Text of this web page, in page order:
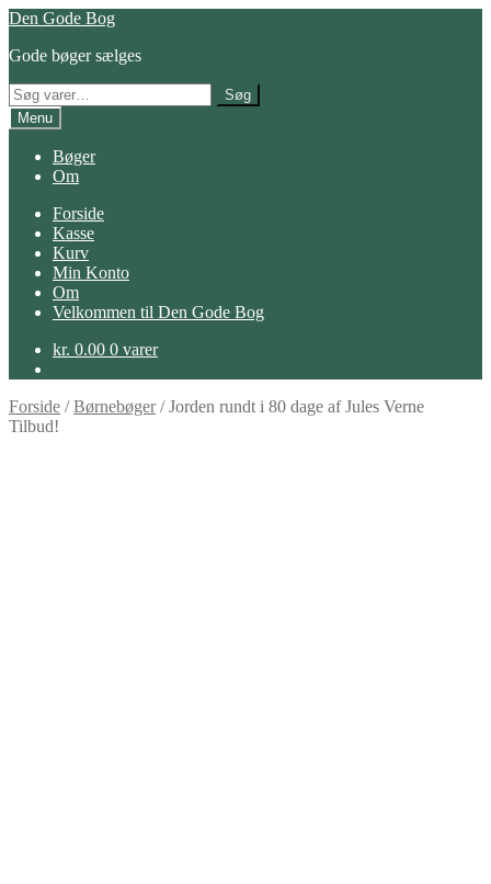
Spring
navigation
Spring
indhold
Den Gode Bog
Gode bøger sælges
Søg
efter:
Søg
Menu
Bøger
Om
Forside
Kasse
Kurv
Min Konto
Om
Velkommen til Den Gode Bog
kr. 0.00 0 varer
Forside /Børnebøger/Jorden rundt i 80 dage af Jules Verne
Tilbud!